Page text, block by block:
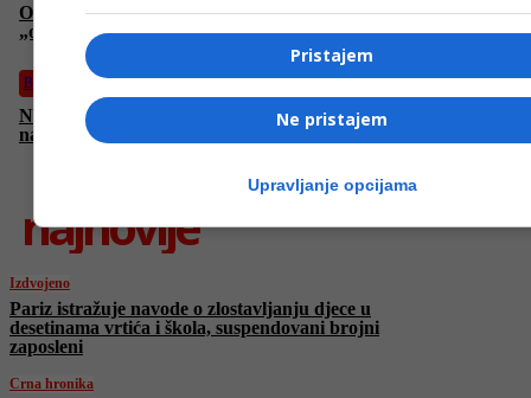
Od zlatnog standarda do evrovizijskog ponora: On je uspio da
„obrne igricu“
Biznis
Nafta naglo poskupjela nakon novih tenzija na Bliskom istoku i
napada u UAE-u
najnovije
Izdvojeno
Pariz istražuje navode o zlostavljanju djece u
desetinama vrtića i škola, suspendovani brojni
zaposleni
Crna hronika
Pristajem
Ne pristajem
Upravljanje opcijama